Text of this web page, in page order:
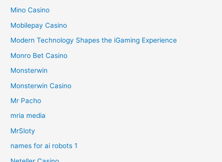
Mino Casino
Mobilepay Casino
Modern Technology Shapes the iGaming Experience
Monro Bet Casino
Monsterwin
Monsterwin Casino
Mr Pacho
mria media
MrSloty
names for ai robots 1